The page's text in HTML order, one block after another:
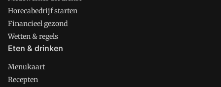
Horecabedrijf starten
Financieel gezond
Wetten & regels
Eten & drinken
Menukaart
Recepten